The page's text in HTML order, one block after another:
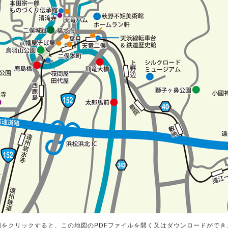
クリックすると、この地図のPDFファイルを開く又はダウンロードができ